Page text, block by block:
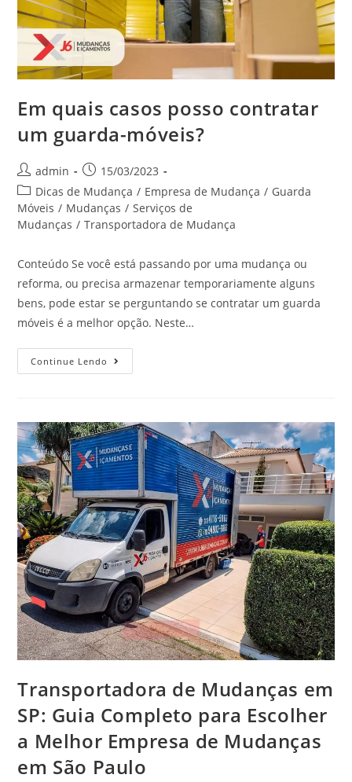
Em quais casos posso contratar
um guarda-móveis?
admin
15/03/2023
Dicas de Mudança / Empresa de Mudança / Guarda
Móveis / Mudanças / Serviços de
Mudanças / Transportadora de Mudança
Conteúdo Se você está passando por uma mudança ou
reforma, ou precisa armazenar temporariamente alguns
bens, pode estar se perguntando se contratar um guarda
móveis é a melhor opção. Neste…
Continue Lendo
Transportadora de Mudanças em
SP: Guia Completo para Escolher
a Melhor Empresa de Mudanças
em São Paulo